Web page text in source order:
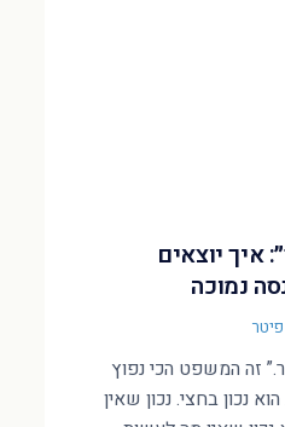
איך יוצאים
נמוכה
פיטר
זה המשפט הכי נפוץ
נכון בחצי. נכון שאין